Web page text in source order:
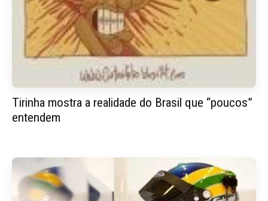
Tirinha mostra a realidade do Brasil que “poucos”
entendem